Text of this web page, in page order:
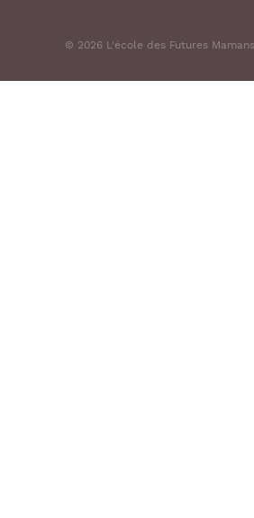
© 2026 L'école des Futures Mamans